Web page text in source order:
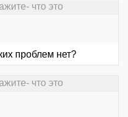
что это
проблем нет?
что это